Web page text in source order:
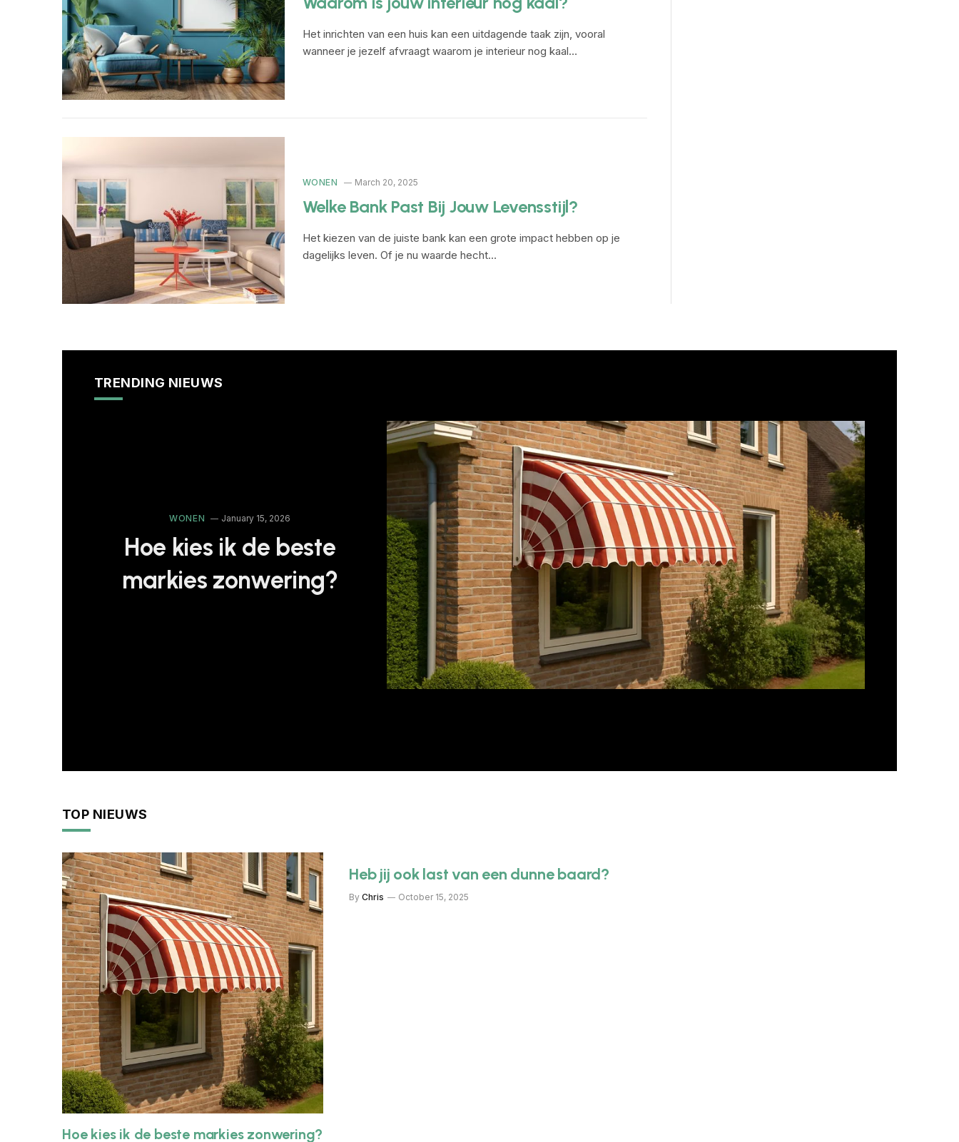
Het inrichten van een huis kan een uitdagende taak zijn, vooral
wanneer je jezelf afvraagt waarom je interieur nog kaal…
WONEN March 20, 2025
Welke Bank Past Bij Jouw Levensstijl?
Het kiezen van de juiste bank kan een grote impact hebben op je
dagelijks leven. Of je nu waarde hecht…
TRENDING NIEUWS
WONEN January 15, 2026
Hoe kies ik de beste
markies zonwering?
TOP NIEUWS
Hoe kies ik de beste markies zonwering?
Heb jij ook last van een dunne baard?
By Chris October 15, 2025